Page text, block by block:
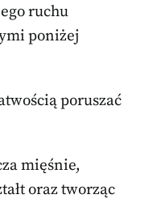
ruchu
poniżej
poruszać
mięśnie,
oraz tworząc